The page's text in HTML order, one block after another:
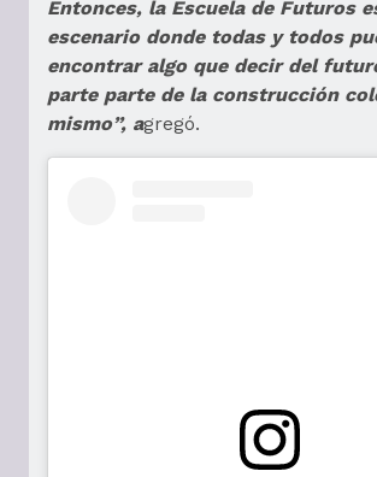
Entonces, la Escuela de Futuros
escenario donde todas y todos
encontrar algo que decir del
parte parte de la construcción
mismo”, agregó.